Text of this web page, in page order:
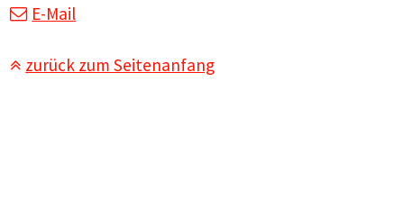
E-Mail
zurück zum Seitenanfang